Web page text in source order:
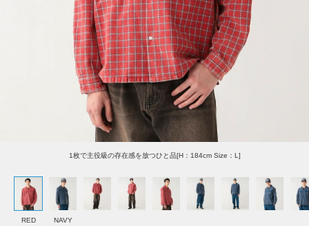
1枚で主役級の存在感を放つひと品[H：184cm Size：L]
RED NAVY